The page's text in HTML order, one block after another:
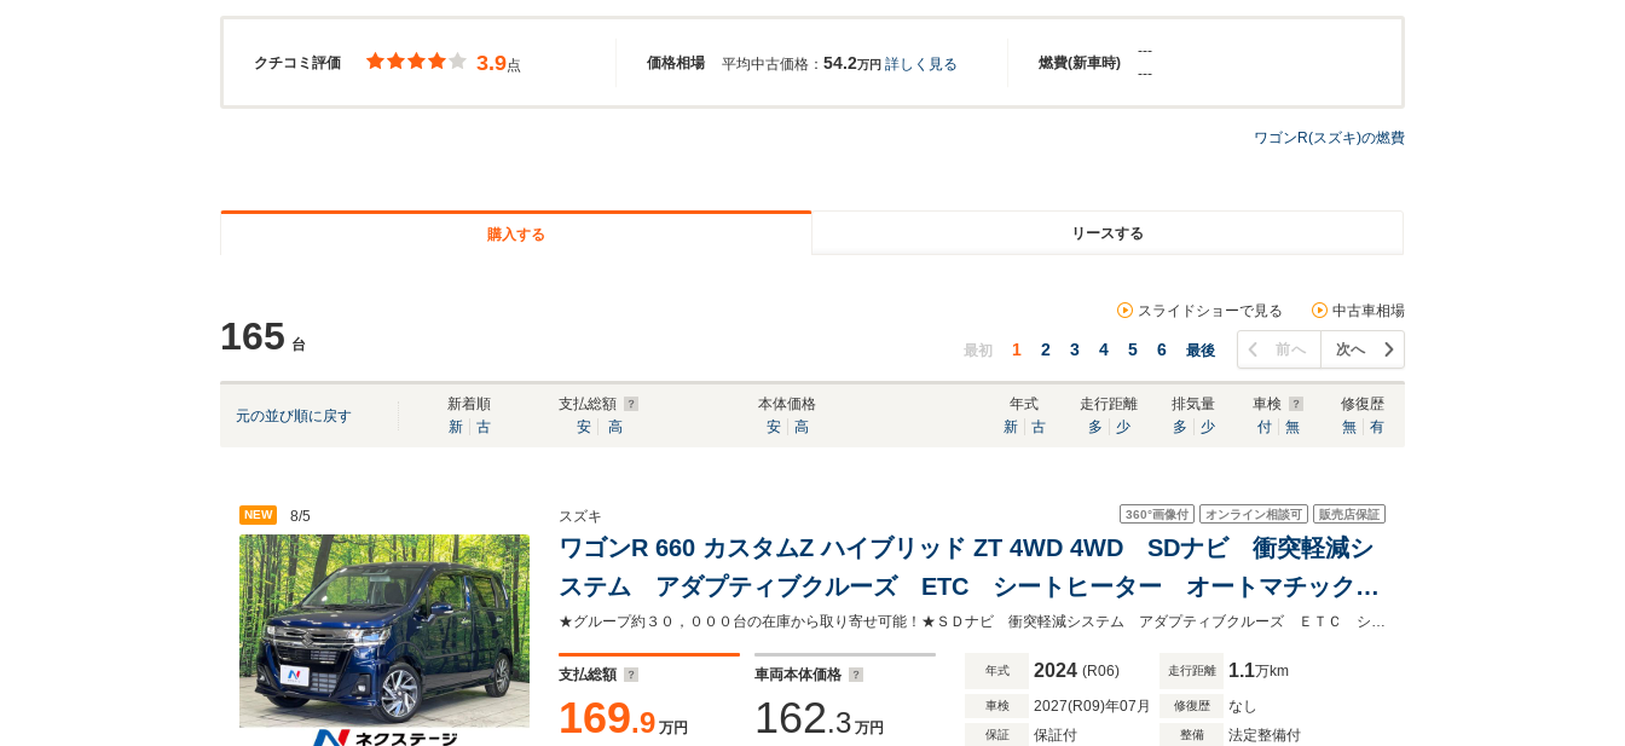
クチコミ評価 価格相場 燃費(新車時)
3.9点 平均中古価格： 54.2万円 詳しく見る
---
---
ワゴンR(スズキ)の燃費
購入する リースする
165 台
スライドショーで見る 中古車相場
最初 1 2 3 4 5 6 最後 前へ 次へ
元の並び順に戻す
新着順
新
古
支払総額
安
高
本体価格
安
高
年式
新
古
走行距離
多
少
排気量
多
少
車検
付
無
修復歴
無
有
NEW 8/5 360°画像付 オンライン相談可 販売店保証
スズキ
ワゴンR 660 カスタムZ ハイブリッド ZT 4WD 4WD SDナビ 衝突軽減シ
ステム アダプティブクルーズ ETC シートヒーター オートマチックハ
イビーム アイドリングストップ Bluetooth再生 LEDヘッド スマート
キー 禁煙車
★グループ約３０，０００台の在庫から取り寄せ可能！★ＳＤナビ 衝突軽減システム アダプティブクルーズ ＥＴＣ シートヒーター オートマチックハイビーム
支払総額
169.9 万円
車両本体価格
162.3 万円
年式 2024 (R06) 走行距離 1.1万km
車検 2027(R09)年07月 修復歴 なし
保証 保証付 整備 法定整備付